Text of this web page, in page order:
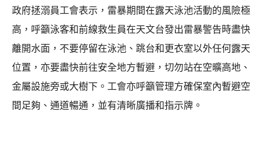
政府拯溺員工會表示，雷暴期間在露天泳池活動的風險極
高，呼籲泳客和前線救生員在天文台發出雷暴警告時盡快
離開水面，不要停留在泳池、跳台和更衣室以外任何露天
位置，亦要盡快前往安全地方暫避，切勿站在空曠高地、
金屬設施旁或大樹下。工會亦呼籲管理方確保室內暫避空
間足夠、通道暢通，並有清晰廣播和指示牌。